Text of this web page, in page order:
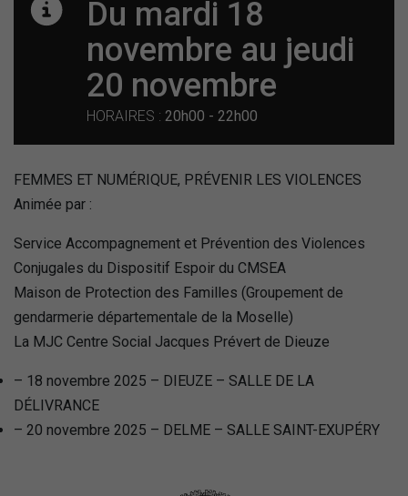
Du mardi 18
novembre au jeudi
20 novembre
HORAIRES : 20h00 - 22h00
FEMMES ET NUMÉRIQUE, PRÉVENIR LES VIOLENCES
Animée par :
Service Accompagnement et Prévention des Violences
Conjugales du Dispositif Espoir du CMSEA
Maison de Protection des Familles (Groupement de
gendarmerie départementale de la Moselle)
La MJC Centre Social Jacques Prévert de Dieuze
– 18 novembre 2025 – DIEUZE – SALLE DE LA
DÉLIVRANCE
– 20 novembre 2025 – DELME – SALLE SAINT-EXUPÉRY